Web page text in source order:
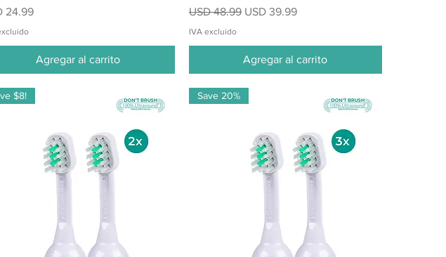
24.99
Agregar al carrito
Precio
USD 48.99 Precio de oferta
USD 39.99
IVA excluido
Agregar al carrito
$8! Save 20%